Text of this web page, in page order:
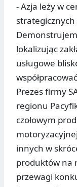
- Azja leży w
strategicznych
lokalizując
usługowe
Prezes firmy
regionu
czołowym
innych w
produktów na
przewagi